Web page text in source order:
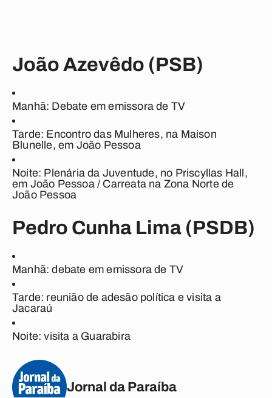
João Azevêdo (PSB)
Manhã: Debate em emissora de TV
Tarde: Encontro das Mulheres, na Maison
Blunelle, em João Pessoa
Noite: Plenária da Juventude, no Priscyllas Hall,
em João Pessoa / Carreata na Zona Norte de
João Pessoa
Pedro Cunha Lima (PSDB)
Manhã: debate em emissora de TV
Tarde: reunião de adesão política e visita a
Jacaraú
Noite: visita a Guarabira
Jornal da Paraíba